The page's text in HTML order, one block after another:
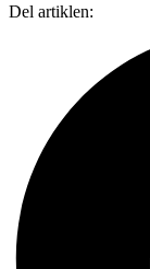
Del artiklen: